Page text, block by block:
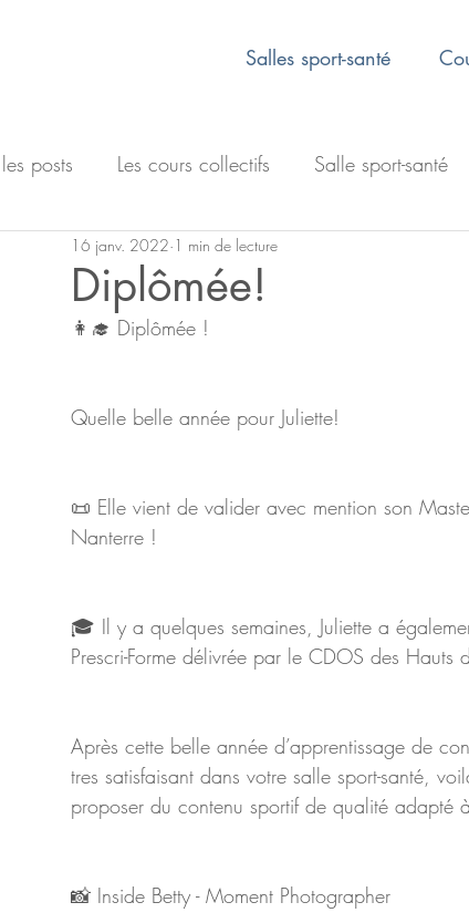
Salles sport-santé
posts Les cours collectifs Salle sport-santé
Diplômée!
16 janv. 2022 1 min de lecture
👩‍🎓 Diplômée !
Quelle belle année pour Juliette!
📜 Elle vient de valider avec mention son
Nanterre !
🎓 Il y a quelques semaines, Juliette a
Prescri-Forme délivrée par le CDOS des Hauts
Après cette belle année d’apprentissage de
tres satisfaisant dans votre salle sport-santé,
proposer du contenu sportif de qualité adapté
📸 Inside Betty - Moment Photographer